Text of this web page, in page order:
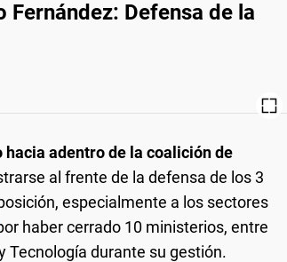
Defensa de la
adentro de la coalición de
al frente de la defensa de los 3
especialmente a los sectores
haber cerrado 10 ministerios, entre
Tecnología durante su gestión.